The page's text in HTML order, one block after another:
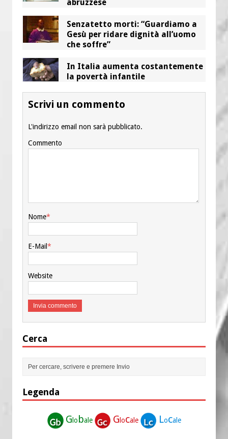
abruzzese
Senzatetto morti: “Guardiamo a
Gesù per ridare dignità all’uomo
che soffre”
In Italia aumenta costantemente
la povertà infantile
Scrivi un commento
L'indirizzo email non sarà pubblicato.
Commento
Nome*
E-Mail*
Website
Cerca
Legenda
G lobale G locale Locale